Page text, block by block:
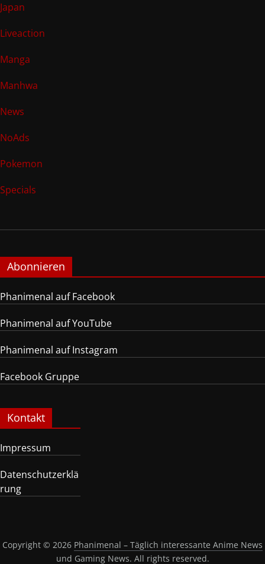
Japan
Liveaction
Manga
Manhwa
News
NoAds
Pokemon
Specials
Abonnieren
Phanimenal auf Facebook
Phanimenal auf YouTube
Phanimenal auf Instagram
Facebook Gruppe
Kontakt
Impressum
Datenschutzerklä
rung
Copyright © 2026 Phanimenal – Täglich interessante Anime News
und Gaming News. All rights reserved.